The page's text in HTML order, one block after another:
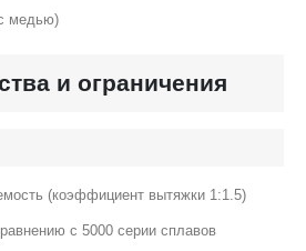
медью)
и ограничения
(коэффициент вытяжки 1:1.5)
с 5000 серии сплавов